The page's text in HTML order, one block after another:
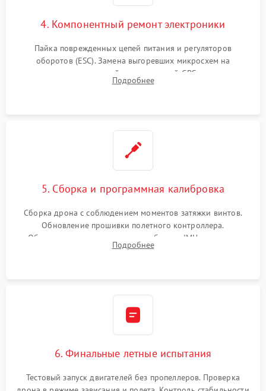
4. Компонентный ремонт электроники
Пайка поврежденных цепей питания и регуляторов
оборотов (ESC). Замена выгоревших микросхем на
материнской плате, модулей GPS
Подробнее
5. Сборка и программная калибровка
Сборка дрона с соблюдением моментов затяжки винтов.
Обновление прошивки полетного контроллера.
Обязательная программная калибровка IMU-сенсоров,
компаса, датчиков позиционирования и горизонта подвеса
Подробнее
6. Финальные летные испытания
Тестовый запуск двигателей без пропеллеров. Проверка